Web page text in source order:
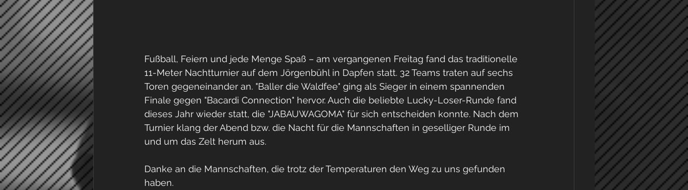
Fußball, Feiern und jede Menge Spaß – am vergangenen Freitag fand das traditionelle
11-Meter Nachtturnier auf dem Jörgenbühl in Dapfen statt. 32 Teams traten auf sechs
Toren gegeneinander an. "Baller die Waldfee" ging als Sieger in einem spannenden
Finale gegen "Bacardi Connection" hervor. Auch die beliebte Lucky-Loser-Runde fand
dieses Jahr wieder statt, die "JABAUWAGOMA" für sich entscheiden konnte. Nach dem
Turnier klang der Abend bzw. die Nacht für die Mannschaften in geselliger Runde im
und um das Zelt herum aus.
Danke an die Mannschaften, die trotz der Temperaturen den Weg zu uns gefunden
haben.